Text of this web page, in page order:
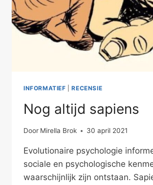
INFORMATIEF |RECENSIE
Nog altijd sapiens
Door Mirella Brok 30 april 2021
Evolutionaire psychologie
sociale en psychologische
waarschijnlijk zijn ontstaan.